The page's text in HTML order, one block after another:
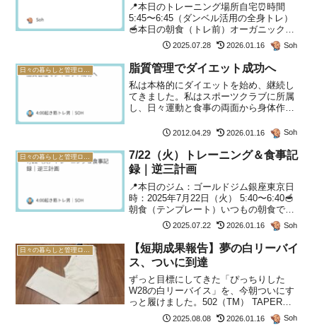
📍本日のトレーニング場所自宅⏰時間
5:45〜6:45（ダンベル活用の全身トレ）
🥣本日の朝食（トレ前）オーガニックオ
ートミール（ロールド）30g赤だし味噌汁
（永谷園）1袋キムチこくうま 30g有機カ
ット野菜（小松菜入り）1袋ごぼうとにん
じん今...
2025.07.28 2026.01.16 Soh
脂質管理でダイエット成功へ
私は本格的にダイエットを始め、継続し
てきました。私はスポーツクラブに所属
し、日々運動と食事の両面から身体作り
たのは、ダイエットは「継続」がすべて
だということ。特別な日だけ気をつける
のではなく、毎日「健康...
2012.04.29 2026.01.16 Soh
日々の暮らしと管理ログ(2026年)
7/22（火）トレーニング＆食事記
録｜逆三計画
📍本日のジム：ゴールドジム銀座東京日
時：2025年7月22日（火） 5:40〜6:40🥣
朝食（テンプレート）いつもの朝食で
す。オートミール 40g全卵 1個分納豆
50g、タレなし赤だしの味噌汁プロテイン
シェイクブラックコーヒーF（脂質）は
抑...
2025.07.22 2026.01.16 Soh
【短期成果報告】夢の白リーバイ
ス、ついに到達
ずっと目標にしてきた「ぴっちりした
W28の白リーバイス」を、今朝ついにす
っと履けました。502（TM） TAPER
PUMICE STONE BLOOM今朝体重を測っ
たところ、「61.9kg」でした。ついに目
2025.08.08 2026.01.16 Soh